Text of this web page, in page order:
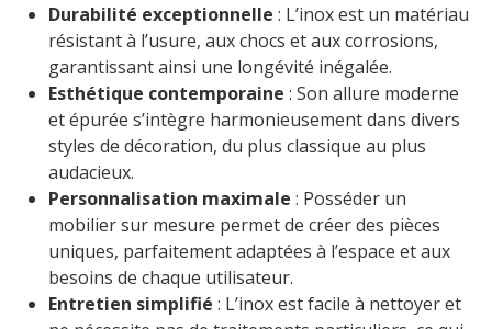
Durabilité exceptionnelle : L’inox est un matériau
résistant à l’usure, aux chocs et aux corrosions,
garantissant ainsi une longévité inégalée.
Esthétique contemporaine : Son allure moderne
et épurée s’intègre harmonieusement dans divers
styles de décoration, du plus classique au plus
audacieux.
Personnalisation maximale : Posséder un
mobilier sur mesure permet de créer des pièces
uniques, parfaitement adaptées à l’espace et aux
besoins de chaque utilisateur.
Entretien simplifié : L’inox est facile à nettoyer et